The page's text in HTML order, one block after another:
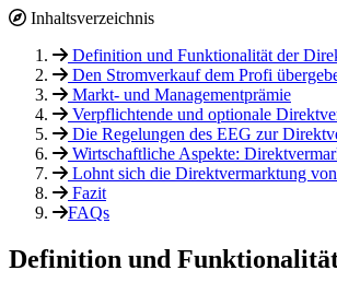
Inhaltsverzeichnis
Definition und Funktionalität der
Den Stromverkauf dem Profi
Markt- und Managementprämie
Verpflichtende und optionale
Die Regelungen des EEG zur
Wirtschaftliche Aspekte:
Lohnt sich die Direktvermarktung
Fazit
FAQs
Definition und